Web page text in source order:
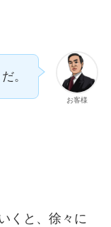
お客様
。
くと、徐々に